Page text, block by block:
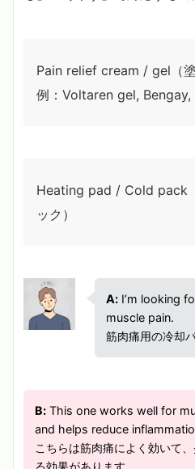
Pain relief cream / gel（塗
例：Voltaren gel,
Heating pad / Cold pack
ック）
A: I’m looking
muscle pain.
筋肉痛用の冷却
B: This one works well for
and helps reduce
こちらは筋肉痛によく効いて、
る効果があります。